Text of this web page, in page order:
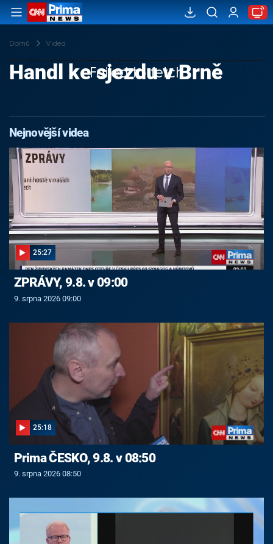
Domů Videa
Failed to fetch
Handl ke sjezdu v Brně
Nejnovější videa
25:27
ZPRÁVY, 9.8. v 09:00
9. srpna 2026 09:00
25:18
Prima ČESKO, 9.8. v 08:50
9. srpna 2026 08:50